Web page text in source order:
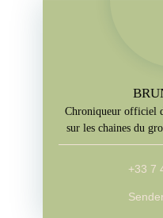
Chroniqueur officiel
sur les chaines du
jours l'emission sur
+33 7